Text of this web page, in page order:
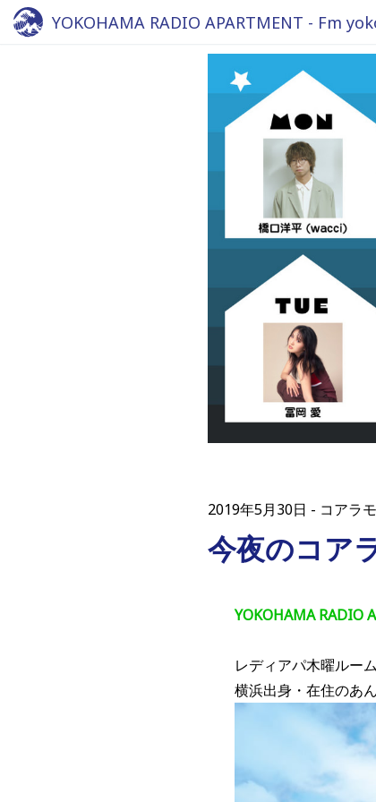
YOKOHAMA RADIO APARTMENT - Fm
2019年5月30日 コアラ
今夜のコア
YOKOHAMA RADIO
レディアパ木曜ルー
横浜出身・在住のあ